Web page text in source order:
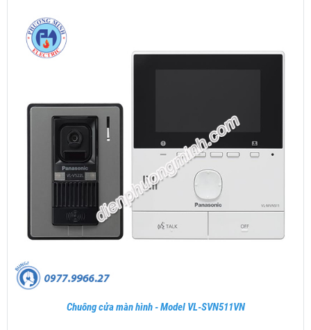
Chuông cửa màn hình - Model VL-SVN511VN